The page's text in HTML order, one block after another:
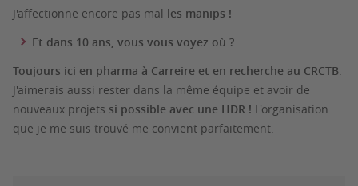
J'affectionne encore pas mal les manips !
Et dans 10 ans, vous vous voyez où ?
Toujours ici en pharma à Carreire et en recherche au CRCTB.
J'aimerais aussi rester dans la même équipe et avoir de
nouveaux projets si possible avec une HDR ! L'organisation
que je me suis trouvé me convient parfaitement.